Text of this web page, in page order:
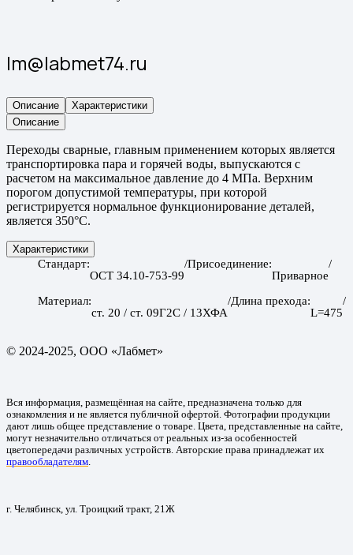
lm@labmet74.ru
Описание
Характеристики
Описание
Переходы сварные, главным применением которых является
транспортировка пара и горячей воды, выпускаются с
расчетом на максимальное давление до 4 МПа. Верхним
порогом допустимой температуры, при которой
регистрируется нормальное функционирование деталей,
является 350°С.
Характеристики
Стандарт
ОСТ 34.10-753-99
Присоединение
Приварное
Материал
ст. 20 / ст. 09Г2С / 13ХФА
Длина прехода
L=475
© 2024-2025, ООО «Лабмет»
Вся информация, размещённая на сайте, предназначена только для
ознакомления и не является публичной офертой. Фотографии продукции
дают лишь общее представление о товаре. Цвета, представленные на сайте,
могут незначительно отличаться от реальных из-за особенностей
цветопередачи различных устройств. Авторские права принадлежат их
правообладателям
г. Челябинск, ул. Троицкий тракт, 21Ж